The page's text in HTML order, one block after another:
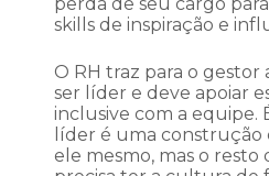
skills de inspiração e
O RH traz para o
ser líder e deve apoiar
inclusive com a equipe.
líder é uma
ele mesmo, mas o resto